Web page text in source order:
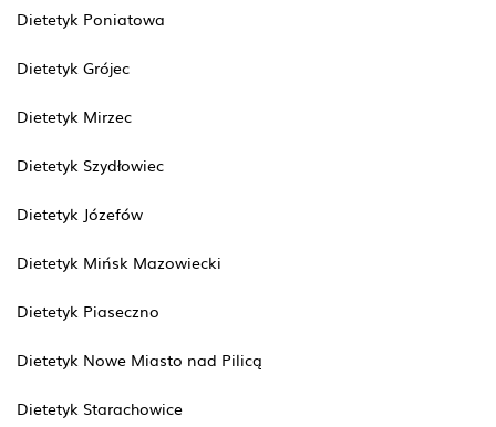
Dietetyk Poniatowa
Dietetyk Grójec
Dietetyk Mirzec
Dietetyk Szydłowiec
Dietetyk Józefów
Dietetyk Mińsk Mazowiecki
Dietetyk Piaseczno
Dietetyk Nowe Miasto nad Pilicą
Dietetyk Starachowice